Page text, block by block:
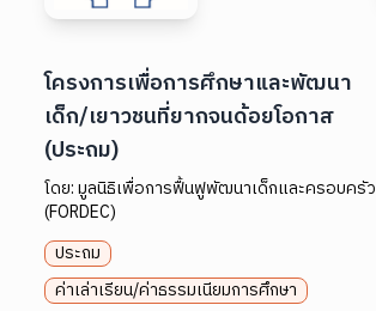
โครงการเพื่อการศึกษาและพัฒนา
เด็ก/เยาวชนที่ยากจนด้อยโอกาส
(ประถม)
โดย:มูลนิธิเพื่อการฟื้นฟูพัฒนาเด็กและครอบครัว
(FORDEC)
ประถม
ค่าเล่าเรียน/ค่าธรรมเนียมการศึกษา